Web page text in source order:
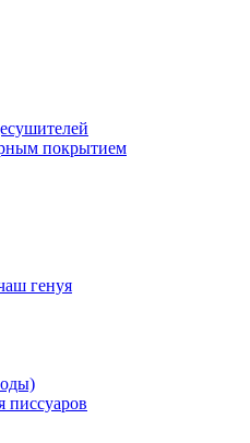
покрытием
генуя
писсуаров